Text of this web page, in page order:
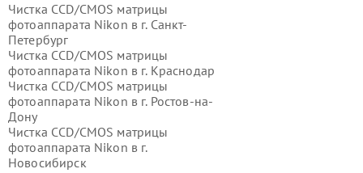
Чистка CCD/CMOS матрицы
фотоаппарата Nikon в г. Санкт-
Петербург
Чистка CCD/CMOS матрицы
фотоаппарата Nikon в г. Краснодар
Чистка CCD/CMOS матрицы
фотоаппарата Nikon в г. Ростов-на-
Дону
Чистка CCD/CMOS матрицы
фотоаппарата Nikon в г.
Новосибирск